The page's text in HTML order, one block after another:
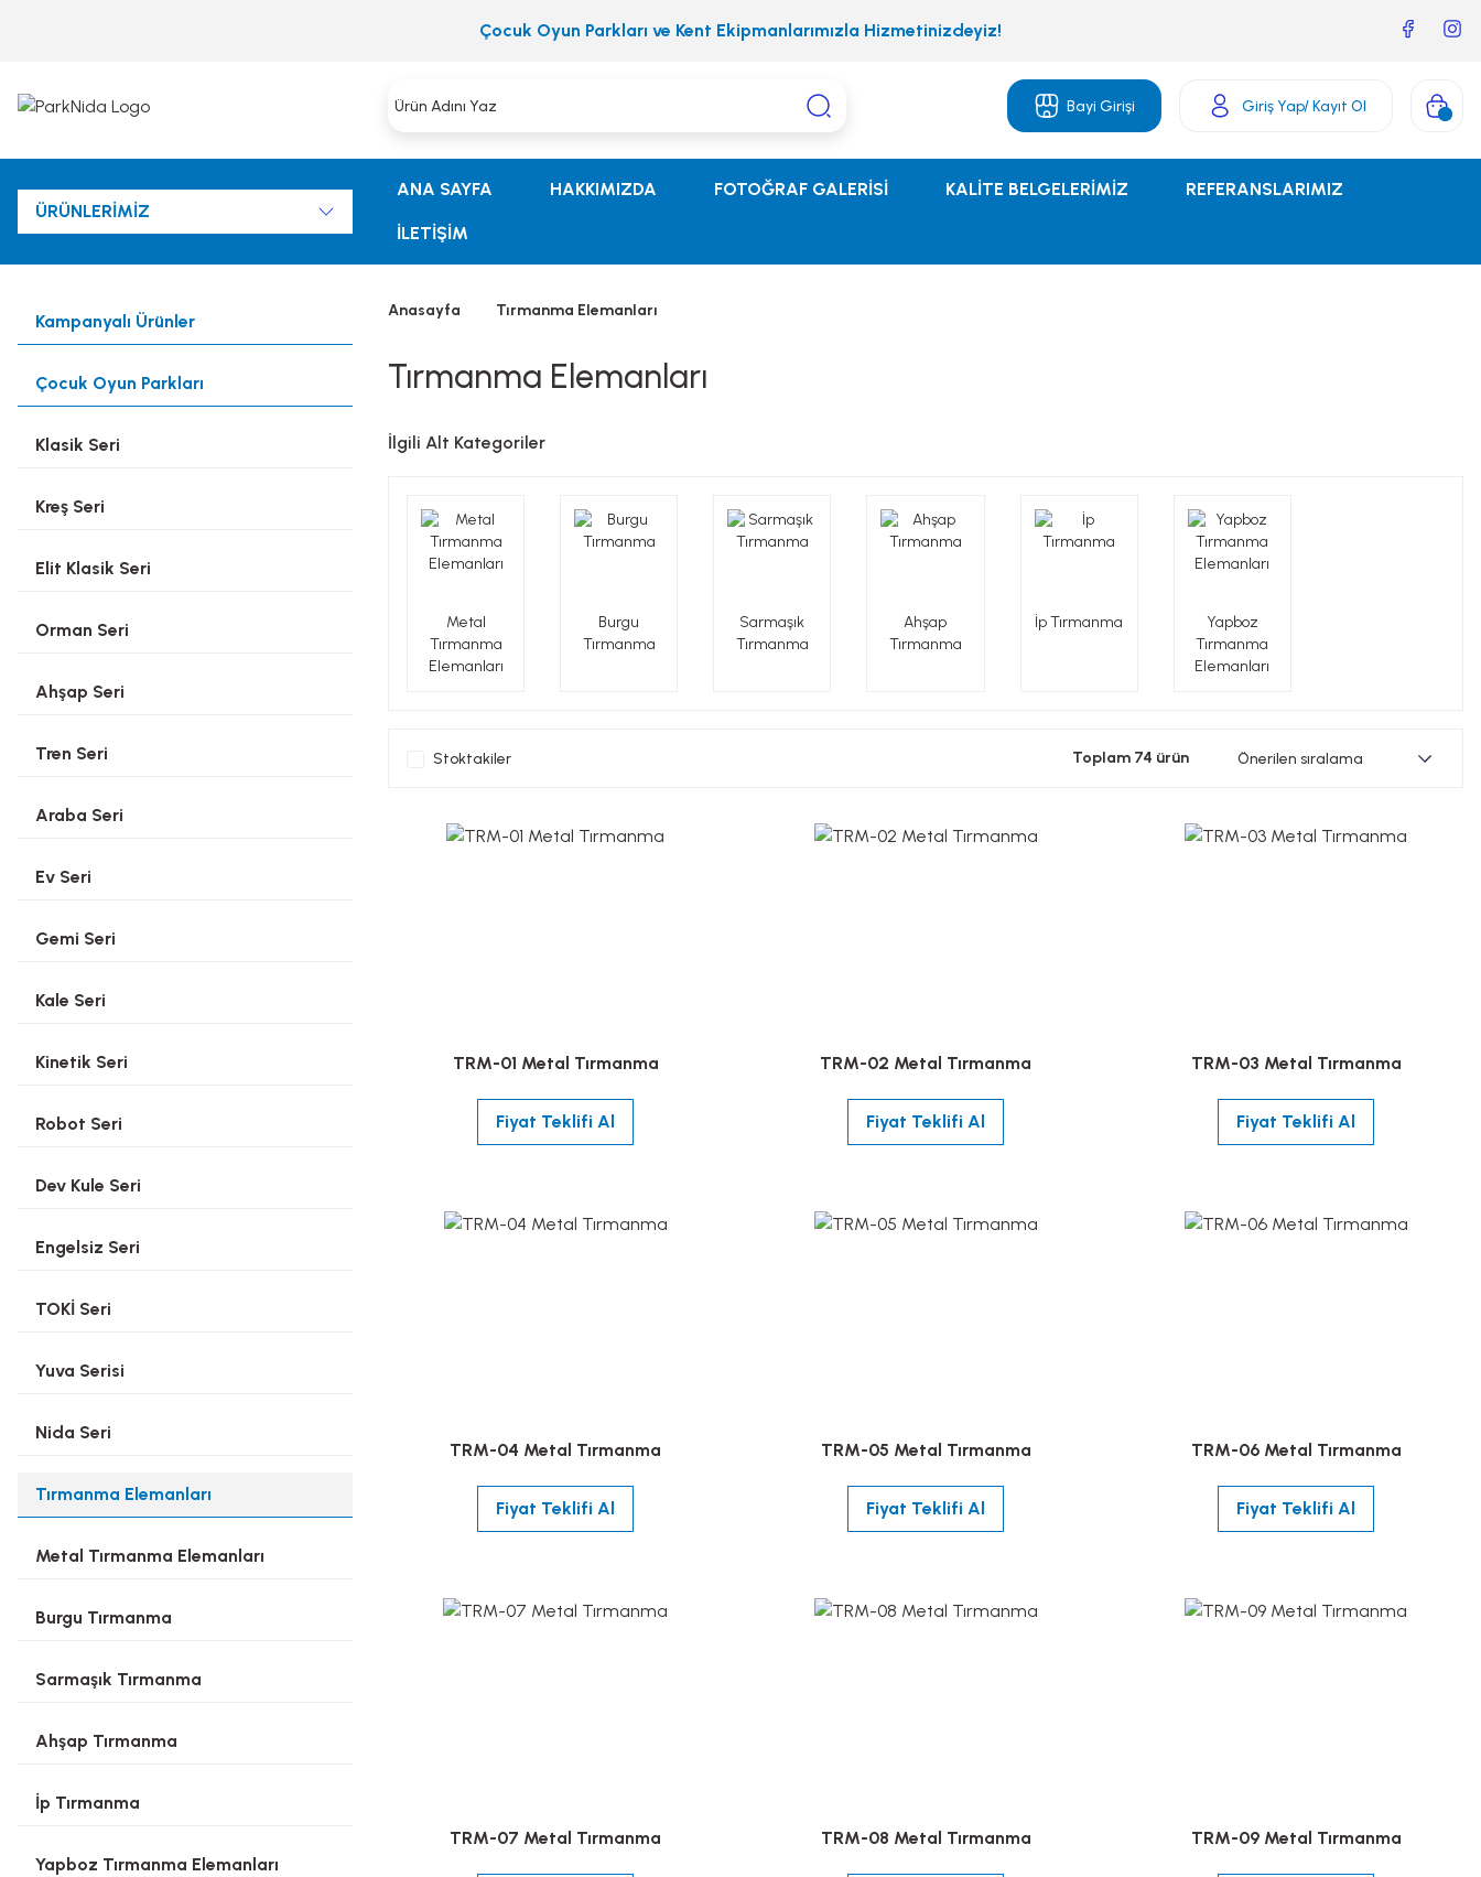
Çocuk Oyun Parkları ve Kent Ekipmanlarımızla Hizmetinizdeyiz!
Bayi Girişi Giriş Yap/ Kayıt Ol
ÜRÜNLERİMİZ
ANA SAYFA HAKKIMIZDA FOTOĞRAF GALERİSİ KALİTE BELGELERİMİZ REFERANSLARIMIZ
İLETİŞİM
Kampanyalı Ürünler
Çocuk Oyun Parkları
Klasik Seri
Kreş Seri
Elit Klasik Seri
Orman Seri
Ahşap Seri
Tren Seri
Araba Seri
Ev Seri
Gemi Seri
Kale Seri
Kinetik Seri
Robot Seri
Dev Kule Seri
Engelsiz Seri
TOKİ Seri
Yuva Serisi
Nida Seri
Tırmanma Elemanları
Metal Tırmanma Elemanları
Burgu Tırmanma
Sarmaşık Tırmanma
Ahşap Tırmanma
İp Tırmanma
Yapboz Tırmanma Elemanları
Anasayfa Tırmanma Elemanları
Tırmanma Elemanları
İlgili Alt Kategoriler
Metal
Tırmanma
Elemanları
Burgu
Tırmanma
Sarmaşık
Tırmanma
Ahşap
Tırmanma
İp Tırmanma
Yapboz
Tırmanma
Elemanları
Stoktakiler Toplam 74 ürün
TRM-01 Metal Tırmanma
Fiyat Teklifi Al
TRM-02 Metal Tırmanma
Fiyat Teklifi Al
TRM-03 Metal Tırmanma
Fiyat Teklifi Al
TRM-04 Metal Tırmanma
Fiyat Teklifi Al
TRM-05 Metal Tırmanma
Fiyat Teklifi Al
TRM-06 Metal Tırmanma
Fiyat Teklifi Al
TRM-07 Metal Tırmanma TRM-08 Metal Tırmanma TRM-09 Metal Tırmanma